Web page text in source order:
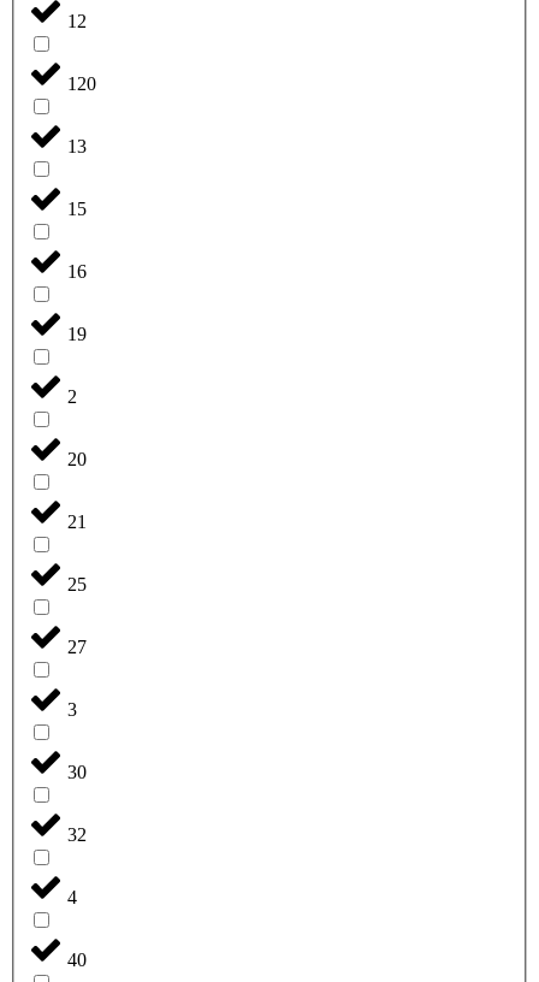
12
120
13
15
16
19
2
20
21
25
27
3
30
32
4
40